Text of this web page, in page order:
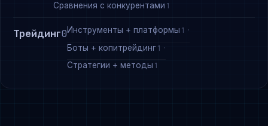
Сравнения с конкурентами 1
Трейдинг0Инструменты + платформы 1
Боты + копитрейдинг 1
Стратегии + методы 1